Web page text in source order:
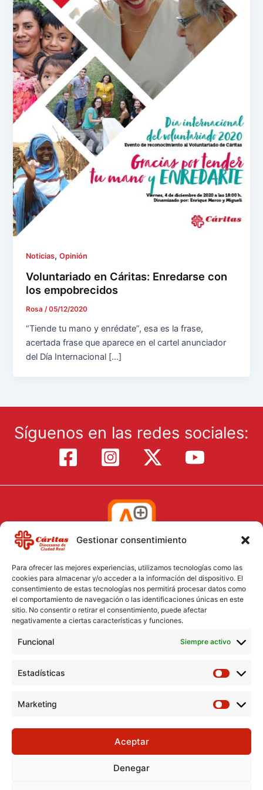
Gestionar consentimiento
Para ofrecer las mejores experiencias, utilizamos tecnologías como las
cookies para almacenar y/o acceder a la información del dispositivo. El
consentimiento de estas tecnologías nos permitirá procesar datos como
el comportamiento de navegación o las identificaciones únicas en este
sitio. No consentir o retirar el consentimiento, puede afectar
negativamente a ciertas características y funciones.
Funcional Siempre activo
Estadísticas
Marketing
Aceptar
Denegar
Noticias,Opinión
Voluntariado en Cáritas: Enredarse con
los empobrecidos
Rosa/05/12/2020
“Tiende tu mano y enrédate”, esa es la frase,
acertada frase que aparece en el cartel anunciador
del Día Internacional […]
Síguenos en las redes sociales:
Aviso Legal
Política de Cookies